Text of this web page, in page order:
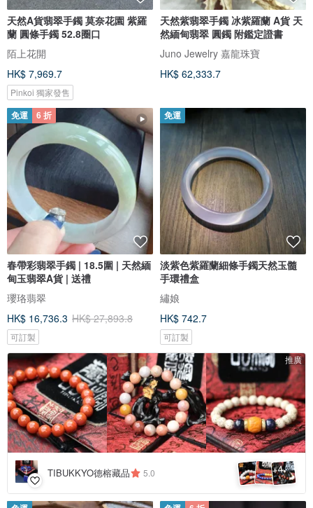
天然A貨翡翠手鐲 莫奈花園 紫羅
蘭 圓條手鐲 52.8圈口
陌上花開
HK$ 7,969.7
Pinkoi 獨家發售
天然紫翡翠手鐲 冰紫羅蘭 A貨 天
然緬甸翡翠 圓鐲 附鑑定證書
Juno Jewelry 嘉龍珠寶
HK$ 62,333.7
免運 6 折
春帶彩翡翠手鐲 | 18.5圍 | 天然緬
甸玉翡翠A貨 | 送禮
瓔珞翡翠
HK$ 16,736.3 HK$ 27,893.8
可訂製
免運
淡紫色紫羅蘭細條手鐲天然玉髓
手環禮盒
繡娘
HK$ 742.7
可訂製
推廣
TIBUKKYO德榕藏品 5.0 +4